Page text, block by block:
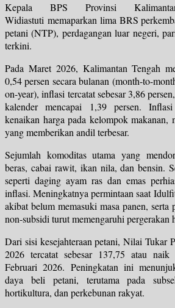
Kepala BPS Provinsi
Widiastuti memaparkan lima BRS
petani (NTP), perdagangan luar negeri,
terkini.
Pada Maret 2026, Kalimantan Tengah
0,54 persen secara bulanan (month-to-
on-year), inflasi tercatat sebesar 3,86
kalender mencapai 1,39 persen.
kenaikan harga pada kelompok makanan,
yang memberikan andil terbesar.
Sejumlah komoditas utama yang
beras, cabai rawit, ikan nila, dan bensin.
seperti daging ayam ras dan emas
inflasi. Meningkatnya permintaan saat
akibat belum memasuki masa panen,
non-subsidi turut memengaruhi pergerakan
Dari sisi kesejahteraan petani, Nilai Tukar
2026 tercatat sebesar 137,75 atau
Februari 2026. Peningkatan ini
daya beli petani, terutama pada
hortikultura, dan perkebunan rakyat.